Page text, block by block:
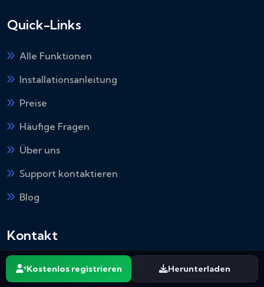
Quick-Links
Alle Funktionen
Installationsanleitung
Preise
Häufige Fragen
Über uns
Support kontaktieren
Blog
Kontakt
Technischer Support
support@spyhuman.com
Kostenlos registrieren Herunterladen